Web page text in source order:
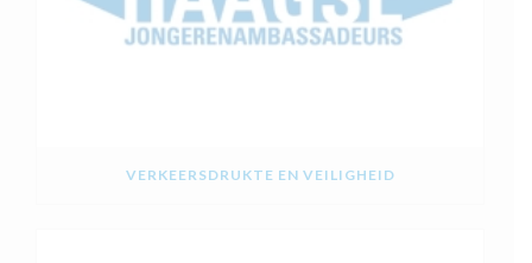
VERKEERSDRUKTE EN VEILIGHEID